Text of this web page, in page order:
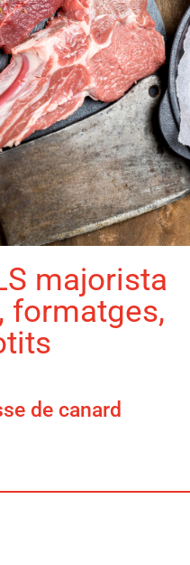
majorista
formatges,
de canard